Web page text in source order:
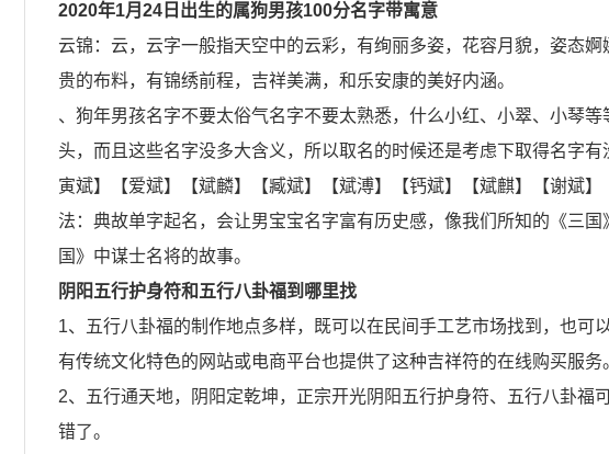
2020年1月24日出生的属狗男孩100分名字带寓意
云锦：云，云字一般指天空中的云彩，有绚丽多姿，花容月貌，姿态
贵的布料，有锦绣前程，吉祥美满，和乐安康的美好内涵。
、狗年男孩名字不要太俗气名字不要太熟悉，什么小红、小翠、小琴
头，而且这些名字没多大含义，所以取名的时候还是考虑下取得名字有
寅斌】【爱斌】【斌麟】【臧斌】【斌溥】【钙斌】【斌麒】【谢斌
法：典故单字起名，会让男宝宝名字富有历史感，像我们所知的《三
国》中谋士名将的故事。
阴阳五行护身符和五行八卦福到哪里找
1、五行八卦福的制作地点多样，既可以在民间手工艺市场找到，也
有传统文化特色的网站或电商平台也提供了这种吉祥符的在线购买服
2、五行通天地，阴阳定乾坤，正宗开光阴阳五行护身符、五行八卦
错了。